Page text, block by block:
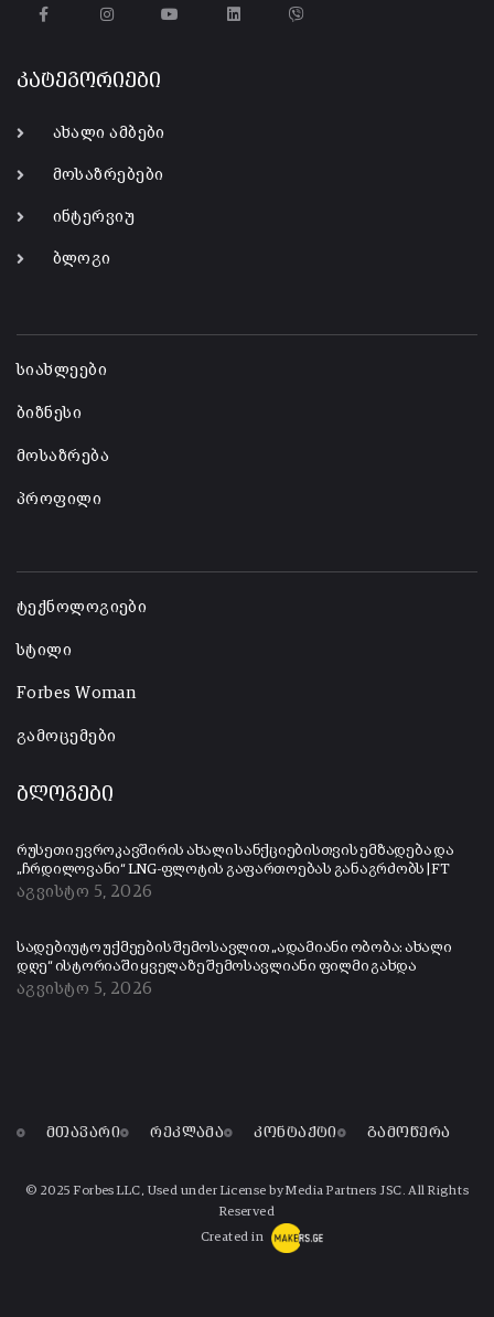
კატეგორიები
ახალი ამბები
მოსაზრებები
ინტერვიუ
ბლოგი
სიახლეები
ბიზნესი
მოსაზრება
პროფილი
ტექნოლოგიები
სტილი
Forbes Woman
გამოცემები
ბლოგები
რუსეთი ევროკავშირის ახალი სანქციებისთვის ემზადება და
„ჩრდილოვანი“ LNG-ფლოტის გაფართოებას განაგრძობს | FT
აგვისტო 5, 2026
სადებიუტო უქმეების შემოსავლით „ადამიანი ობობა: ახალი
დღე“ ისტორიაში ყველაზე შემოსავლიანი ფილმი გახდა
აგვისტო 5, 2026
მთავარი რეკლამა კონტაქტი გამოწერა
© 2025 Forbes LLC, Used under License by Media Partners JSC. All Rights
Reserved
Created in